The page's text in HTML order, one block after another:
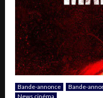
Bande-annonce Bande-
News cinéma